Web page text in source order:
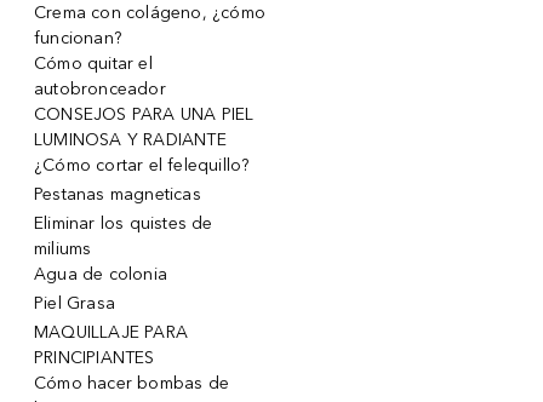
Crema con colágeno, ¿cómo
funcionan?
Cómo quitar el
autobronceador
CONSEJOS PARA UNA PIEL
LUMINOSA Y RADIANTE
¿Cómo cortar el felequillo?
Pestanas magneticas
Eliminar los quistes de
miliums
Agua de colonia
Piel Grasa
MAQUILLAJE PARA
PRINCIPIANTES
Cómo hacer bombas de